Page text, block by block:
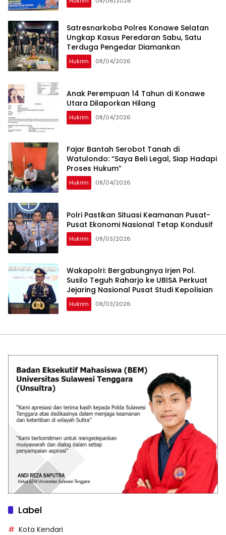
Satresnarkoba Polres Konawe Selatan
Ungkap Kasus Peredaran Sabu, Satu
Terduga Pengedar Diamankan
Hukrim 08/04/2026
Anak Perempuan 14 Tahun di Konawe
Utara Dilaporkan Hilang
Hukrim 08/04/2026
‎Fajar Bantah Serobot Tanah di
Watulondo: “Saya Beli Legal, Siap Hadapi
Proses Hukum”
Hukrim 08/04/2026
Polri Pastikan Situasi Keamanan Pusat-
Pusat Ekonomi Nasional Tetap Kondusif
Hukrim 08/03/2026
Wakapolri: Bergabungnya Irjen Pol.
Susilo Teguh Raharjo ke UBISA Perkuat
Jejaring Nasional Pusat Studi Kepolisian
Hukrim 08/03/2026
Label
Kota Kendari